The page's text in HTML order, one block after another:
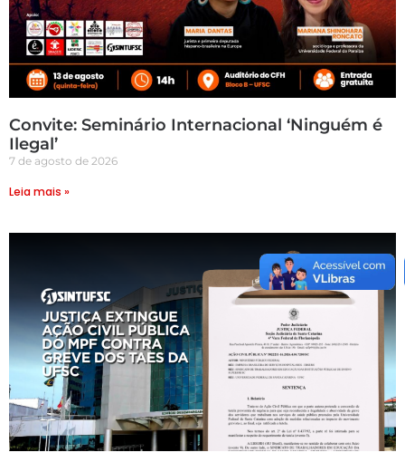
Convite: Seminário Internacional ‘Ninguém é
Ilegal’
7 de agosto de 2026
Leia mais »